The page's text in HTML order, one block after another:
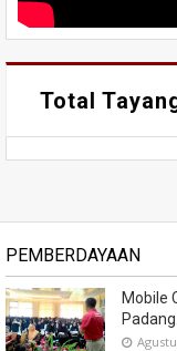
Total
PEMBERDAYAAN
Mobile
Padang.